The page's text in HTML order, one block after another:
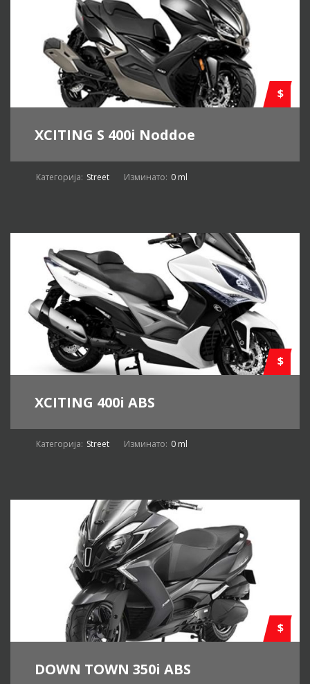
$
XCITING S 400i Noddoe
Категорија: Street Изминато: 0 ml
$
XCITING 400i ABS
Категорија: Street Изминато: 0 ml
$
DOWN TOWN 350i ABS